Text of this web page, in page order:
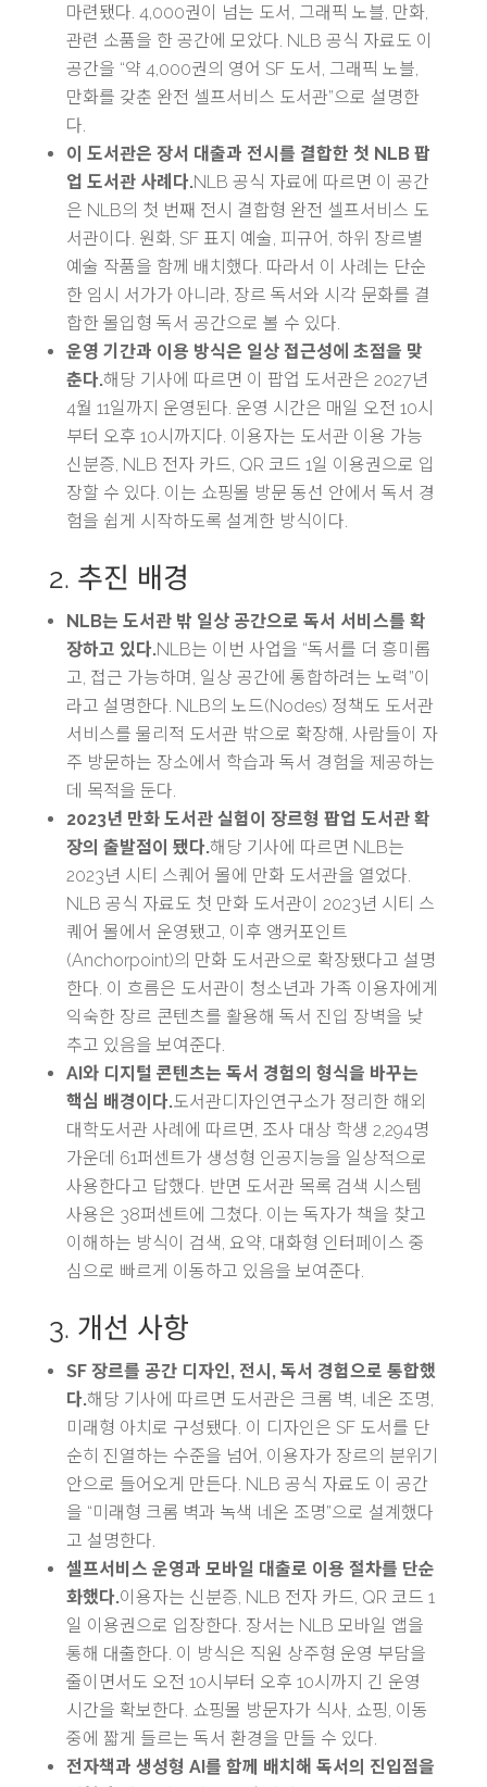
마련됐다. 4,000권이 넘는 도서, 그래픽 노블, 만화,
관련 소품을 한 공간에 모았다. NLB 공식 자료도 이
공간을 “약 4,000권의 영어 SF 도서, 그래픽 노블,
만화를 갖춘 완전 셀프서비스 도서관”으로 설명한
다.
이 도서관은 장서 대출과 전시를 결합한 첫 NLB 팝
업 도서관 사례다.NLB 공식 자료에 따르면 이 공간
은 NLB의 첫 번째 전시 결합형 완전 셀프서비스 도
서관이다. 원화, SF 표지 예술, 피규어, 하위 장르별
예술 작품을 함께 배치했다. 따라서 이 사례는 단순
한 임시 서가가 아니라, 장르 독서와 시각 문화를 결
합한 몰입형 독서 공간으로 볼 수 있다.
운영 기간과 이용 방식은 일상 접근성에 초점을 맞
춘다.해당 기사에 따르면 이 팝업 도서관은 2027년
4월 11일까지 운영된다. 운영 시간은 매일 오전 10시
부터 오후 10시까지다. 이용자는 도서관 이용 가능
신분증, NLB 전자 카드, QR 코드 1일 이용권으로 입
장할 수 있다. 이는 쇼핑몰 방문 동선 안에서 독서 경
험을 쉽게 시작하도록 설계한 방식이다.
2. 추진 배경
NLB는 도서관 밖 일상 공간으로 독서 서비스를 확
장하고 있다.NLB는 이번 사업을 “독서를 더 흥미롭
고, 접근 가능하며, 일상 공간에 통합하려는 노력”이
라고 설명한다. NLB의 노드(Nodes) 정책도 도서관
서비스를 물리적 도서관 밖으로 확장해, 사람들이 자
주 방문하는 장소에서 학습과 독서 경험을 제공하는
데 목적을 둔다.
2023년 만화 도서관 실험이 장르형 팝업 도서관 확
장의 출발점이 됐다.해당 기사에 따르면 NLB는
2023년 시티 스퀘어 몰에 만화 도서관을 열었다.
NLB 공식 자료도 첫 만화 도서관이 2023년 시티 스
퀘어 몰에서 운영됐고, 이후 앵커포인트
(Anchorpoint)의 만화 도서관으로 확장됐다고 설명
한다. 이 흐름은 도서관이 청소년과 가족 이용자에게
익숙한 장르 콘텐츠를 활용해 독서 진입 장벽을 낮
추고 있음을 보여준다.
AI와 디지털 콘텐츠는 독서 경험의 형식을 바꾸는
핵심 배경이다.도서관디자인연구소가 정리한 해외
대학도서관 사례에 따르면, 조사 대상 학생 2,294명
가운데 61퍼센트가 생성형 인공지능을 일상적으로
사용한다고 답했다. 반면 도서관 목록 검색 시스템
사용은 38퍼센트에 그쳤다. 이는 독자가 책을 찾고
이해하는 방식이 검색, 요약, 대화형 인터페이스 중
심으로 빠르게 이동하고 있음을 보여준다.
3. 개선 사항
SF 장르를 공간 디자인, 전시, 독서 경험으로 통합했
다.해당 기사에 따르면 도서관은 크롬 벽, 네온 조명,
미래형 아치로 구성됐다. 이 디자인은 SF 도서를 단
순히 진열하는 수준을 넘어, 이용자가 장르의 분위기
안으로 들어오게 만든다. NLB 공식 자료도 이 공간
을 “미래형 크롬 벽과 녹색 네온 조명”으로 설계했다
고 설명한다.
셀프서비스 운영과 모바일 대출로 이용 절차를 단순
화했다.이용자는 신분증, NLB 전자 카드, QR 코드 1
일 이용권으로 입장한다. 장서는 NLB 모바일 앱을
통해 대출한다. 이 방식은 직원 상주형 운영 부담을
줄이면서도 오전 10시부터 오후 10시까지 긴 운영
시간을 확보한다. 쇼핑몰 방문자가 식사, 쇼핑, 이동
중에 짧게 들르는 독서 환경을 만들 수 있다.
전자책과 생성형 AI를 함께 배치해 독서의 진입점을